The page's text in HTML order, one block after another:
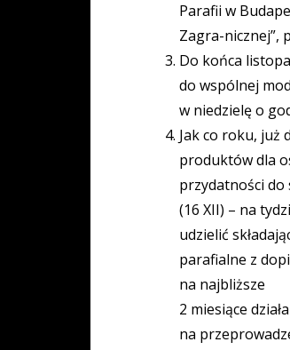
Parafii w
Zagra-nicznej”,
Do końca
do wspólnej
w niedzielę o
Jak co roku, już
produktów dla
przydatności do
(16 XII) – na
udzielić
parafialne z
na najbliższe
2 miesiące
na